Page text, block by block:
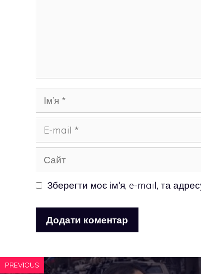
Ім’я
mail
Сайт
Зберегти моє ім'я, e-mail, та
PREVIOUS